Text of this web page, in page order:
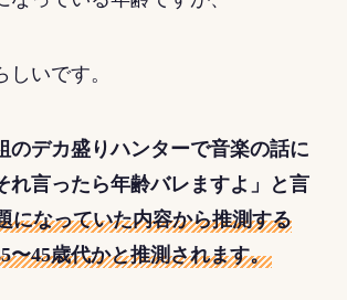
いです。
のデカ盛りハンターで音楽の話に
れ言ったら年齢バレますよ」と言
になっていた内容から推測する
〜45歳代かと推測されます。